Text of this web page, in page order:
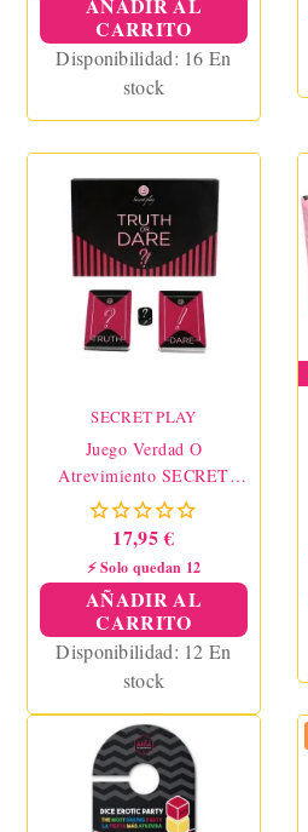
CARRITO
Disponibilidad: 16 En
stock
SECRET PLAY
Juego Verdad O
Atrevimiento SECRET
PLAY
17,95 €
⚡ Solo quedan 12
AÑADIR AL
CARRITO
Disponibilidad: 12 En
stock